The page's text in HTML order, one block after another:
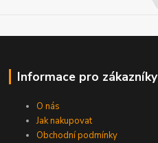
Informace pro zákazníky
O nás
Jak nakupovat
Obchodní podmínky